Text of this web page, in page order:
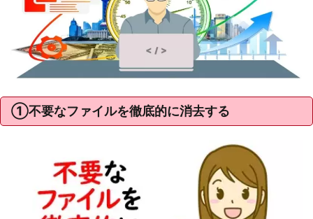
①不要なファイルを徹底的に消去する